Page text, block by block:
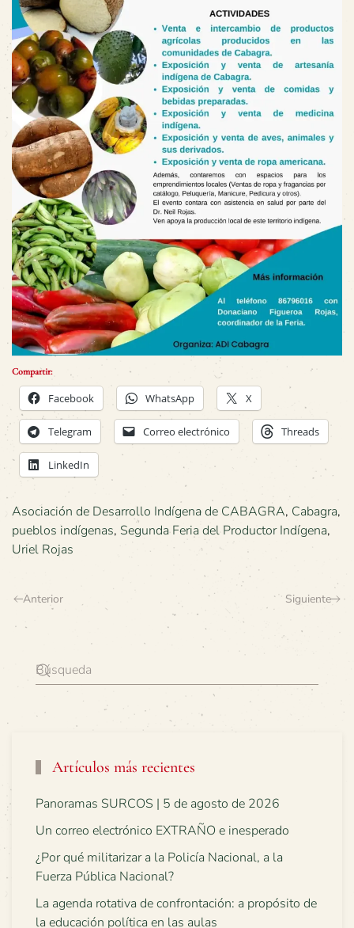
Compartir:
Facebook WhatsApp X
Telegram Correo electrónico Threads
LinkedIn
Asociación de Desarrollo Indígena de CABAGRA, Cabagra,
pueblos indígenas, Segunda Feria del Productor Indígena,
Uriel Rojas
Anterior Siguiente
Artículos más recientes
Panoramas SURCOS | 5 de agosto de 2026
Un correo electrónico EXTRAÑO e inesperado
¿Por qué militarizar a la Policía Nacional, a la
Fuerza Pública Nacional?
La agenda rotativa de confrontación: a propósito de
la educación política en las aulas